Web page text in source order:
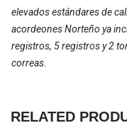
elevados estándares de
acordeones Norteño ya
registros, 5 registros y 2
correas.
RELATED